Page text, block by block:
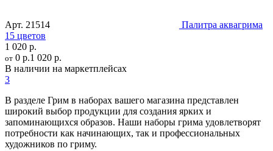
Арт. 21514
Палитра аквагрима
15 цветов
1 020 р.
от 0 р.1 020 р.
В наличии на маркетплейсах
3
В разделе Грим в наборах вашего магазина представлен
широкий выбор продукции для создания ярких и
запоминающихся образов. Наши наборы грима удовлетворят
потребности как начинающих, так и профессиональных
художников по гриму.